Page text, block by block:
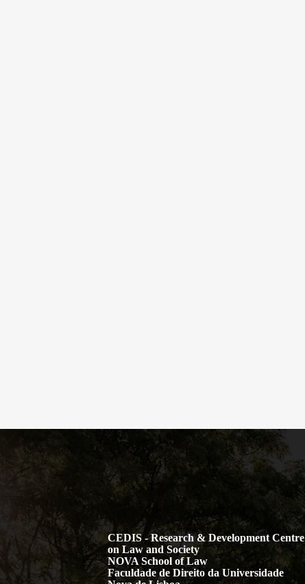
CEDIS - Research & Development Centre
on Law and Society
NOVA School of Law
Faculdade de Direito da Universidade